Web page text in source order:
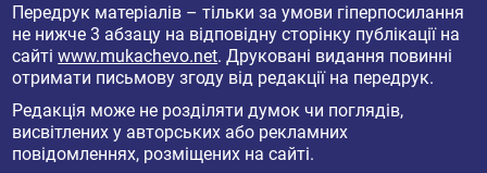
Передрук матеріалів – тільки за умови гіперпосилання
не нижче 3 абзацу на відповідну сторінку публікації на
сайтіwww.mukachevo.net. Друковані видання повинні
отримати письмову згоду від редакції на передрук.
Редакція може не розділяти думок чи поглядів,
висвітлених у авторських або рекламних
повідомленнях, розміщених на сайті.